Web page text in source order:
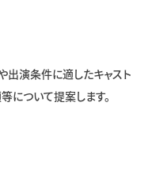
出演条件に適したキャスト
について提案します。